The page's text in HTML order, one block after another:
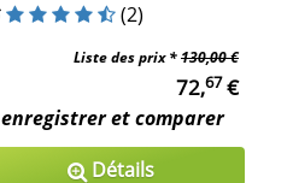
(2)
Liste des prix *130,00 €
72,67€
enregistrer et comparer
Détails